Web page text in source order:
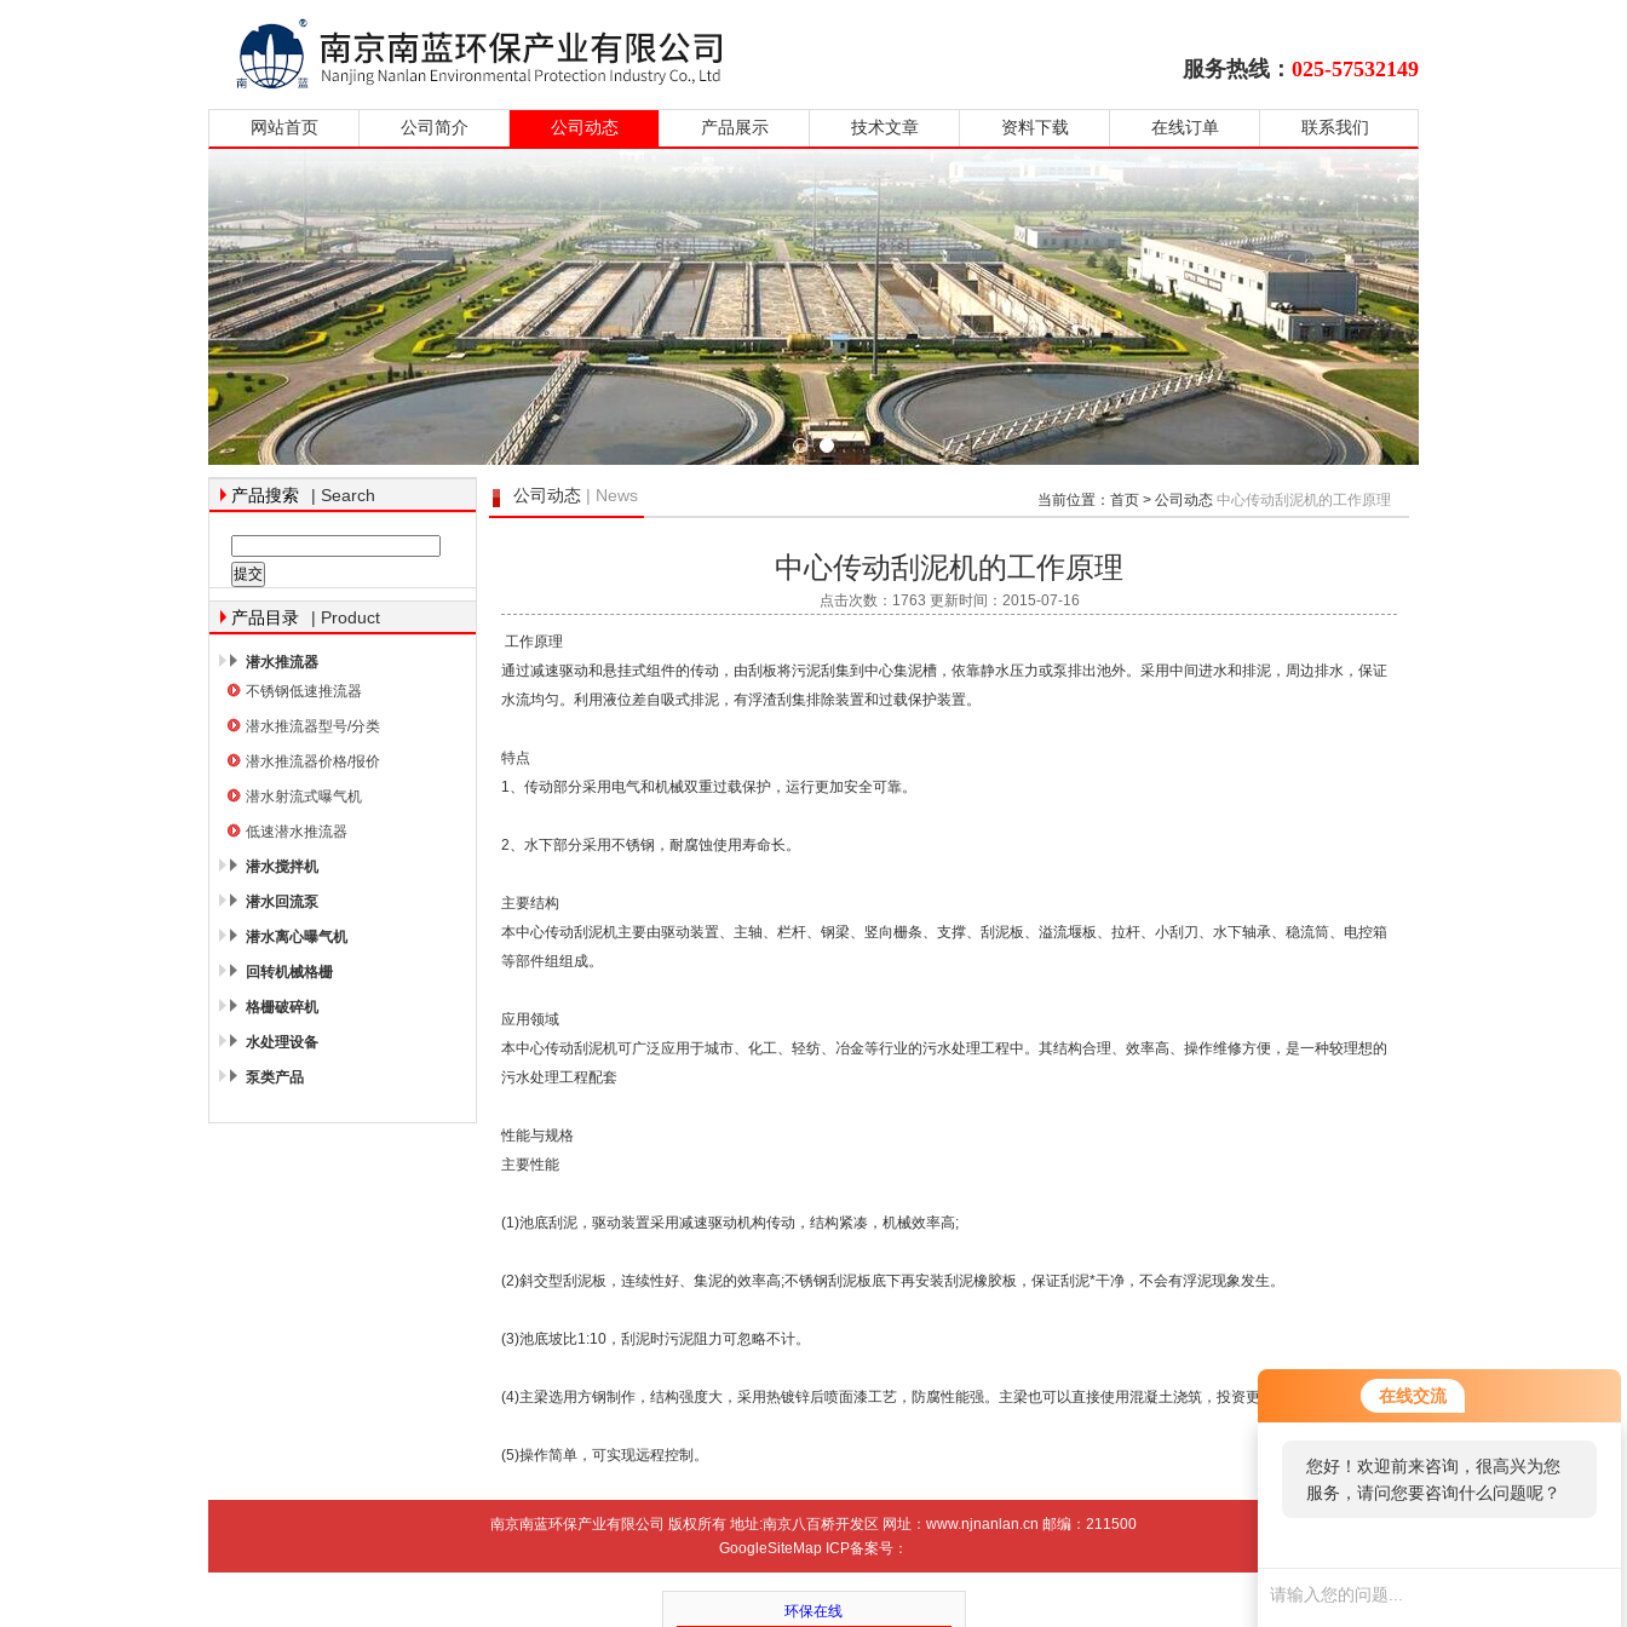
在线交流
您好！欢迎前来咨询，很高兴为您
服务，请问您要咨询什么问题呢？
南京南蓝环保产业有限公司
服务热线： 025-57532149
网站首页 公司简介 公司动态 产品展示 技术文章 资料下载 在线订单 联系我们
产品搜索 | Search
产品目录 | Product
潜水推流器
不锈钢低速推流器
潜水推流器型号/分类
潜水推流器价格/报价
潜水射流式曝气机
低速潜水推流器
潜水搅拌机
潜水回流泵
潜水离心曝气机
回转机械格栅
格栅破碎机
水处理设备
泵类产品
公司动态 | News 当前位置： 首页 > 公司动态 中心传动刮泥机的工作原理
中心传动刮泥机的工作原理
点击次数：1763 更新时间：2015-07-16
工作原理
通过减速驱动和悬挂式组件的传动，由刮板将污泥刮集到中心集泥槽，依靠静水压力或泵排出池外。采用中间进水和排泥，周边排水，保证
水流均匀。利用液位差自吸式排泥，有浮渣刮集排除装置和过载保护装置。
特点
1、传动部分采用电气和机械双重过载保护，运行更加安全可靠。
2、水下部分采用不锈钢，耐腐蚀使用寿命长。
主要结构
本中心传动刮泥机主要由驱动装置、主轴、栏杆、钢梁、竖向栅条、支撑、刮泥板、溢流堰板、拉杆、小刮刀、水下轴承、稳流筒、电控箱
等部件组组成。
应用领域
本中心传动刮泥机可广泛应用于城市、化工、轻纺、冶金等行业的污水处理工程中。其结构合理、效率高、操作维修方便，是一种较理想的
污水处理工程配套
性能与规格
主要性能
(1)池底刮泥，驱动装置采用减速驱动机构传动，结构紧凑，机械效率高;
(2)斜交型刮泥板，连续性好、集泥的效率高;不锈钢刮泥板底下再安装刮泥橡胶板，保证刮泥*干净，不会有浮泥现象发生。
(3)池底坡比1:10，刮泥时污泥阻力可忽略不计。
(4)主梁选用方钢制作，结构强度大，采用热镀锌后喷面漆工艺，防腐性能强。主梁也可以直接使用混凝土浇筑，投资更节省。
(5)操作简单，可实现远程控制。
南京南蓝环保产业有限公司 版权所有 地址:南京八百桥开发区 网址： www.njnanlan.cn 邮编：211500
GoogleSiteMap ICP备案号：
环保在线